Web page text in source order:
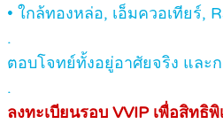
• ใกล้ทองหล่อ, เอ็มควอเทียร์,
.
ตอบโจทย์ทั้งอยู่อาศัยจริง และ
.
ลงทะเบียนรอบ VVIP เพื่อสิทธิพิ